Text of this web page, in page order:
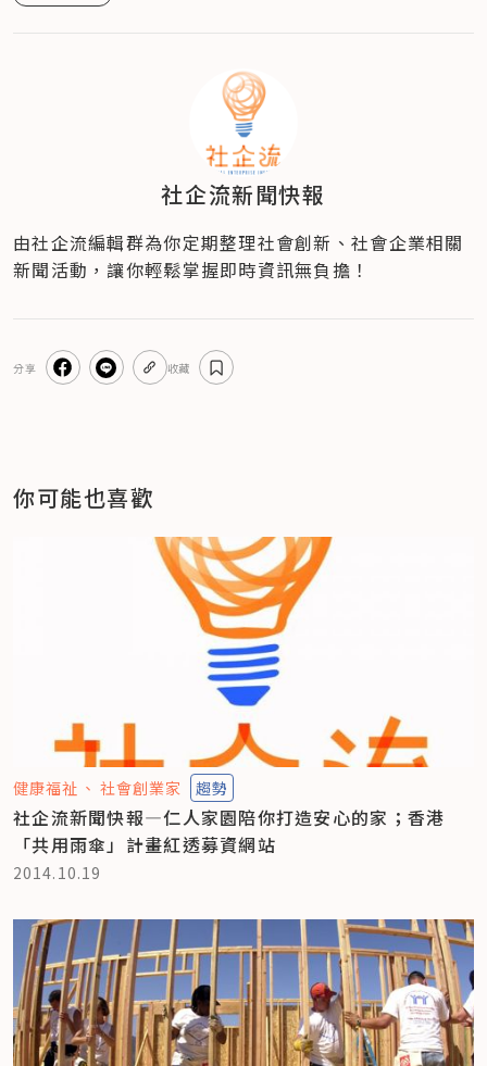
社企流新聞快報
由社企流編輯群為你定期整理社會創新、社會企業相關
新聞活動，讓你輕鬆掌握即時資訊無負擔！
分享 收藏
你可能也喜歡
健康福祉 社會創業家 趨勢
社企流新聞快報—仁人家園陪你打造安心的家；香港
「共用雨傘」計畫紅透募資網站
2014.10.19